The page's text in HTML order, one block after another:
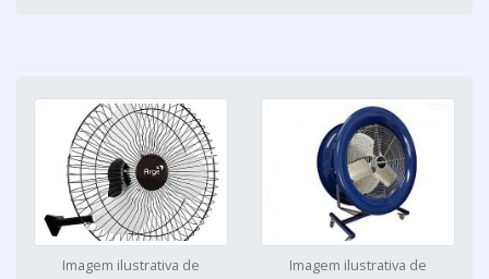
Imagem ilustrativa de
Imagem ilustrativa de